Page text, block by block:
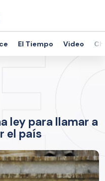
El Tiempo Video
ley para llamar a
el país